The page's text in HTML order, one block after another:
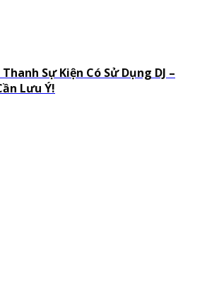
Sự Kiện Có Sử Dụng DJ –
Lưu Ý!